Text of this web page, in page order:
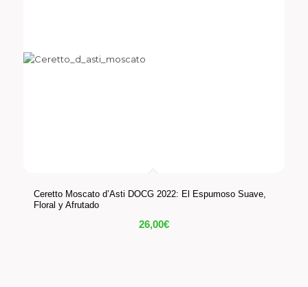
Ceretto Moscato d’Asti DOCG 2022: El Espumoso Suave,
Floral y Afrutado
26,00€